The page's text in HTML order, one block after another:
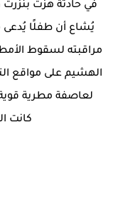
في حادثة هزّت
يُشاع أن طفلًا يُدعى
مراقبته لسقوط
الهشيم على مواقع
لعاصفة مطرية
كانت